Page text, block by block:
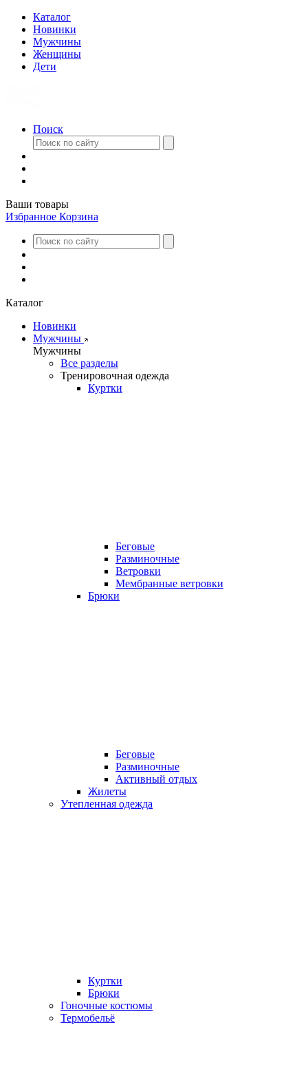
Каталог
Новинки
Мужчины
Женщины
Дети
Поиск
Ваши товары
Избранное Корзина
Каталог
Новинки
Мужчины
Мужчины
Все разделы
Тренировочная одежда
Куртки
Беговые
Разминочные
Ветровки
Мембранные ветровки
Брюки
Беговые
Разминочные
Активный отдых
Жилеты
Утепленная одежда
Куртки
Брюки
Гоночные костюмы
Термобельё